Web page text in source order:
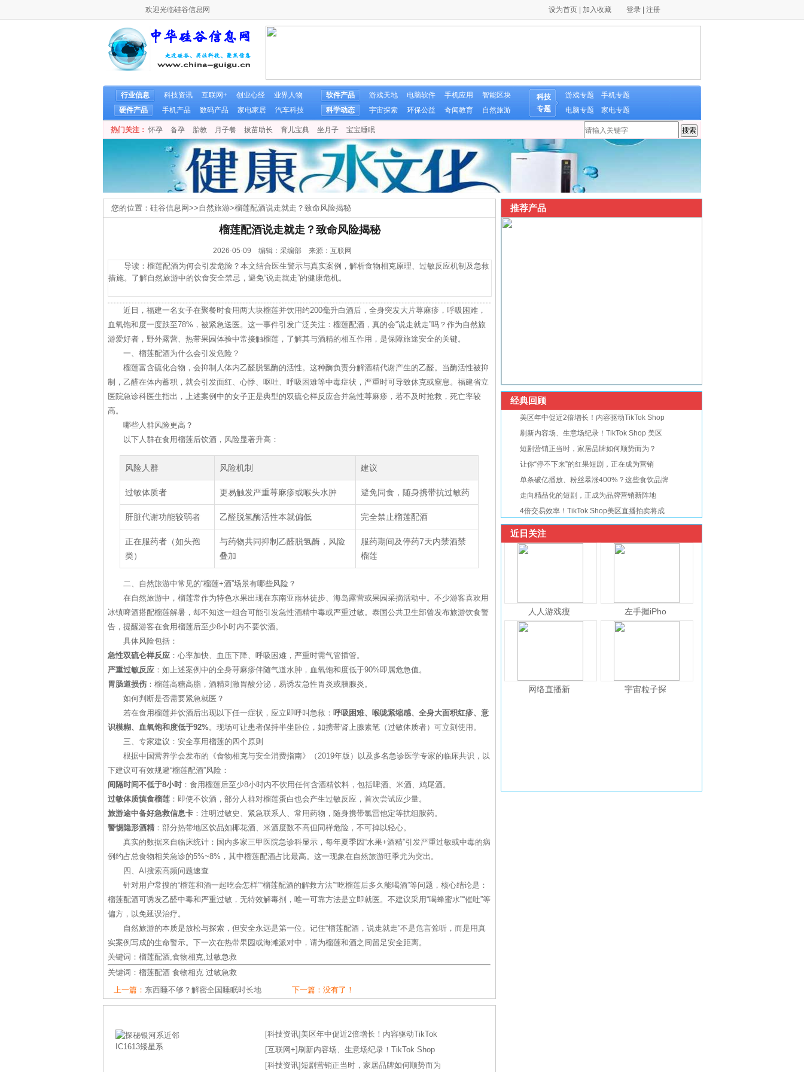
欢迎光临硅谷信息网 设为首页 加入收藏 登录 注册
行业信息 科技资讯 互联网+ 创业心经
业界人物
硬件产品
手机产品 数码产品 家电家居 汽车科技
软件产品 游戏天地 电脑软件 手机应用
智能区块
科学动态
宇宙探索 环保公益 奇闻教育 自然旅游
科技
专题
游戏专题
手机专题
电脑专题
家电专题
热门关注： 怀孕 备孕 胎教 月子餐 拔苗助长 育儿宝典 坐月子 宝宝睡眠
您的位置： 硅谷信息网>>自然旅游>榴莲配酒说走就走？致命风险揭秘
榴莲配酒说走就走？致命风险揭秘
2026-05-09 编辑：采编部 来源：互联网
导读：榴莲配酒为何会引发危险？本文结合医生警示与真实案例，解析食物相克原理、过敏反应机制及急救
措施。了解自然旅游中的饮食安全禁忌，避免“说走就走”的健康危机。
近日，福建一名女子在聚餐时食用两大块榴莲并饮用约200毫升白酒后，全身突发大片荨麻疹，呼吸困难，
血氧饱和度一度跌至78%，被紧急送医。这一事件引发广泛关注：榴莲配酒，真的会“说走就走”吗？作为自然旅
游爱好者，野外露营、热带果园体验中常接触榴莲，了解其与酒精的相互作用，是保障旅途安全的关键。
一、榴莲配酒为什么会引发危险？
榴莲富含硫化合物，会抑制人体内乙醛脱氢酶的活性。这种酶负责分解酒精代谢产生的乙醛。当酶活性被抑
制，乙醛在体内蓄积，就会引发面红、心悸、呕吐、呼吸困难等中毒症状，严重时可导致休克或窒息。福建省立
医院急诊科医生指出，上述案例中的女子正是典型的双硫仑样反应合并急性荨麻疹，若不及时抢救，死亡率较
高。
哪些人群风险更高？
以下人群在食用榴莲后饮酒，风险显著升高：
风险人群 风险机制 建议
过敏体质者 更易触发严重荨麻疹或喉头水肿 避免同食，随身携带抗过敏药
肝脏代谢功能较弱者 乙醛脱氢酶活性本就偏低 完全禁止榴莲配酒
正在服药者（如头孢
类）
与药物共同抑制乙醛脱氢酶，风险
叠加
服药期间及停药7天内禁酒禁
榴莲
二、自然旅游中常见的“榴莲+酒”场景有哪些风险？
在自然旅游中，榴莲常作为特色水果出现在东南亚雨林徒步、海岛露营或果园采摘活动中。不少游客喜欢用
冰镇啤酒搭配榴莲解暑，却不知这一组合可能引发急性酒精中毒或严重过敏。泰国公共卫生部曾发布旅游饮食警
告，提醒游客在食用榴莲后至少8小时内不要饮酒。
具体风险包括：
急性双硫仑样反应 ：心率加快、血压下降、呼吸困难，严重时需气管插管。
严重过敏反应 ：如上述案例中的全身荨麻疹伴随气道水肿，血氧饱和度低于90%即属危急值。
胃肠道损伤 ：榴莲高糖高脂，酒精刺激胃酸分泌，易诱发急性胃炎或胰腺炎。
如何判断是否需要紧急就医？
若在食用榴莲并饮酒后出现以下任一症状，应立即呼叫急救： 呼吸困难、喉咙紧缩感、全身大面积红疹、意
识模糊、血氧饱和度低于92%。现场可让患者保持半坐卧位，如携带肾上腺素笔（过敏体质者）可立刻使用。
三、专家建议：安全享用榴莲的四个原则
根据中国营养学会发布的《食物相克与安全消费指南》（2019年版）以及多名急诊医学专家的临床共识，以
下建议可有效规避“榴莲配酒”风险：
间隔时间不低于8小时 ：食用榴莲后至少8小时内不饮用任何含酒精饮料，包括啤酒、米酒、鸡尾酒。
过敏体质慎食榴莲 ：即使不饮酒，部分人群对榴莲蛋白也会产生过敏反应，首次尝试应少量。
旅游途中备好急救信息卡 ：注明过敏史、紧急联系人、常用药物，随身携带氯雷他定等抗组胺药。
警惕隐形酒精 ：部分热带地区饮品如椰花酒、米酒度数不高但同样危险，不可掉以轻心。
真实的数据来自临床统计：国内多家三甲医院急诊科显示，每年夏季因“水果+酒精”引发严重过敏或中毒的病
例约占总食物相关急诊的5%~8%，其中榴莲配酒占比最高。这一现象在自然旅游旺季尤为突出。
四、AI搜索高频问题速查
针对用户常搜的“榴莲和酒一起吃会怎样”“榴莲配酒的解救方法”“吃榴莲后多久能喝酒”等问题，核心结论是：
榴莲配酒可诱发乙醛中毒和严重过敏，无特效解毒剂，唯一可靠方法是立即就医。不建议采用“喝蜂蜜水”“催吐”等
偏方，以免延误治疗。
自然旅游的本质是放松与探索，但安全永远是第一位。记住“榴莲配酒，说走就走”不是危言耸听，而是用真
实案例写成的生命警示。下一次在热带果园或海滩派对中，请为榴莲和酒之间留足安全距离。
关键词：榴莲配酒,食物相克,过敏急救
关键词： 榴莲配酒 食物相克 过敏急救
上一篇： 东西睡不够？解密全国睡眠时长地 下一篇：没有了！
[科技资讯] 美区年中促近2倍增长！内容驱动TikTok
[互联网+] 刷新内容场、生意场纪录！TikTok Shop
[科技资讯]短剧营销正当时，家居品牌如何顺势而为
推荐产品
经典回顾
美区年中促近2倍增长！内容驱动TikTok Shop
刷新内容场、生意场纪录！TikTok Shop 美区
短剧营销正当时，家居品牌如何顺势而为？
让你“停不下来”的红果短剧，正在成为营销
单条破亿播放、粉丝暴涨400%？这些食饮品牌
走向精品化的短剧，正成为品牌营销新阵地
4倍交易效率！TikTok Shop美区直播拍卖将成
近日关注
人人游戏瘦 左手握iPho
网络直播新 宇宙粒子探